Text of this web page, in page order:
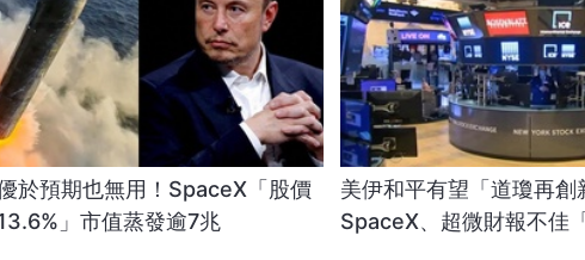
於預期也無用！SpaceX「股價
」市值蒸發逾7兆
美伊和平有望「道瓊再創
SpaceX、超微財報不佳